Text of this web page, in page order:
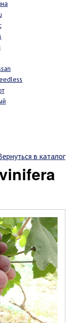
в каталог